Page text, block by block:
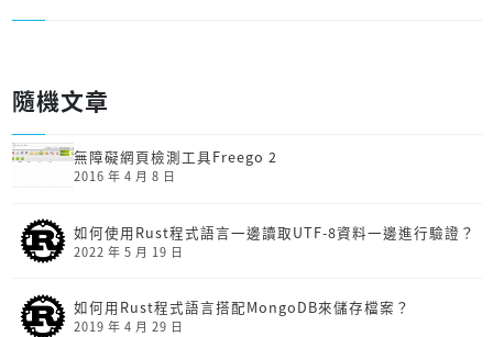
隨機文章
無障礙網頁檢測工具Freego 2
2016 年 4 月 8 日
如何使用Rust程式語言一邊讀取UTF-8資料一邊進行驗證？
2022 年 5 月 19 日
如何用Rust程式語言搭配MongoDB來儲存檔案？
2019 年 4 月 29 日